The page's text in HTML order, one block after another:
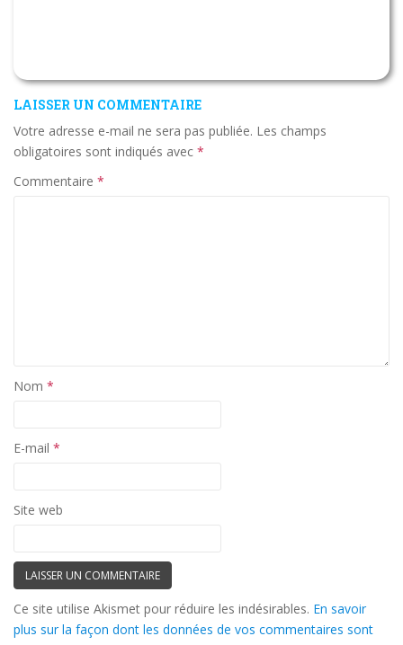
LAISSER UN COMMENTAIRE
Votre adresse e-mail ne sera pas publiée. Les champs
obligatoires sont indiqués avec *
Commentaire *
Nom *
E-mail *
Site web
Ce site utilise Akismet pour réduire les indésirables. En savoir
plus sur la façon dont les données de vos commentaires sont